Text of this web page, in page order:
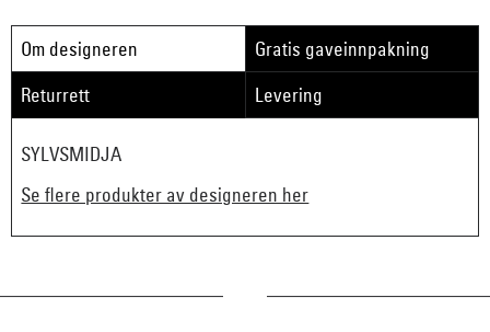
Om designeren
Gratis gaveinnpakning
Returrett
Levering
SYLVSMIDJA
Se flere produkter av designeren her